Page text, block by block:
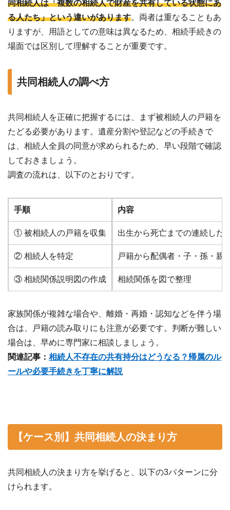
同相続人は「複数の相続人で財産を共有している状態にあ
る人たち」という違いがあります。両者は重なることもあ
りますが、用語としての意味は異なるため、相続手続きの
場面では区別して理解することが重要です。
共同相続人の調べ方
共同相続人を正確に把握するには、まず被相続人の戸籍を
たどる必要があります。遺産分割や登記などの手続きで
は、相続人全員の同意が求められるため、早い段階で確認
しておきましょう。
調査の流れは、以下のとおりです。
手順 内容
① 被相続人の戸籍を収集 出生から死亡までの連続した
② 相続人を特定 戸籍から配偶者・子・孫・親
③ 相続関係説明図の作成 相続関係を図で整理
家族関係が複雑な場合や、離婚・再婚・認知などを伴う場
合は、戸籍の読み取りにも注意が必要です。判断が難しい
場合は、早めに専門家に相談しましょう。
関連記事： 相続人不存在の共有持分はどうなる？帰属のル
ールや必要手続きを丁寧に解説
【ケース別】共同相続人の決まり方
共同相続人の決まり方を挙げると、以下の3パターンに分
けられます。